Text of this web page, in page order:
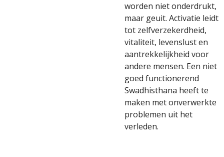
worden niet onderdrukt,
maar geuit. Activatie leidt
tot zelfverzekerdheid,
vitaliteit, levenslust en
aantrekkelijkheid voor
andere mensen. Een niet
goed functionerend
Swadhisthana heeft te
maken met onverwerkte
problemen uit het
verleden.